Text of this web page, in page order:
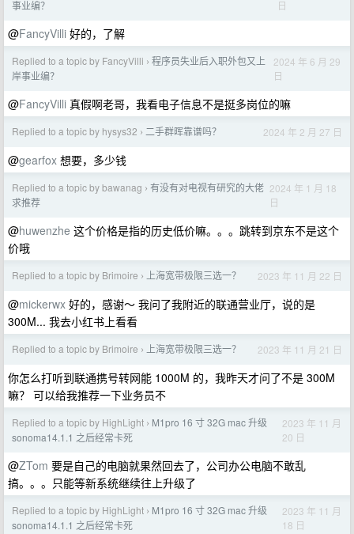
事业编？
日
@FancyVilli 好的，了解
Replied to a topic by FancyVilli › 程序员失业后入职外包又上
岸事业编？
2024 年 6 月 29
日
@FancyVilli 真假啊老哥，我看电子信息不是挺多岗位的嘛
Replied to a topic by hysys32 › 二手群晖靠谱吗？ 2024 年 2 月 27 日
@gearfox 想要，多少钱
Replied to a topic by bawanag › 有没有对电视有研究的大佬
求推荐
2024 年 1 月 18
日
@huwenzhe 这个价格是指的历史低价嘛。。。跳转到京东不是这个
价哦
Replied to a topic by Brimoire › 上海宽带极限三选一？ 2023 年 11 月 22 日
@mickerwx 好的，感谢～ 我问了我附近的联通营业厅，说的是
300M... 我去小红书上看看
Replied to a topic by Brimoire › 上海宽带极限三选一？ 2023 年 11 月 21 日
你怎么打听到联通携号转网能 1000M 的，我昨天才问了不是 300M
嘛？ 可以给我推荐一下业务员不
Replied to a topic by HighLight › M1pro 16 寸 32G mac 升级
sonoma14.1.1 之后经常卡死
2023 年 11 月
20 日
@ZTom 要是自己的电脑就果然回去了，公司办公电脑不敢乱
搞。。。只能等新系统继续往上升级了
Replied to a topic by HighLight › M1pro 16 寸 32G mac 升级
sonoma14.1.1 之后经常卡死
2023 年 11 月
18 日